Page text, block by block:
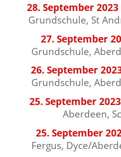
28. September 2023
Grundschule, St
27. September
Grundschule,
26. September
Grundschule,
25. September
Aberdeen,
25. September
Fergus, Dyce/